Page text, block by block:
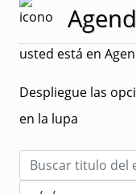
usted está en
Despliegue las
en la lupa